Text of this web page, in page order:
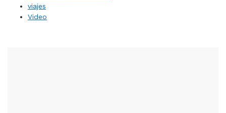
viajes
Video